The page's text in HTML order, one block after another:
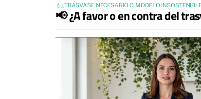
💧¿TRASVASE NECESARIO O MODELO
📢 ¿A favor o en contra del